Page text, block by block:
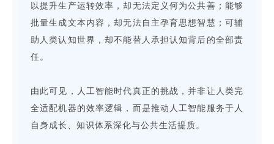
以提升生产运转效率，却无法定义何为公共善；能够
批量生成文本内容，却无法自主孕育思想智慧；可辅
助人类认知世界，却不能替人承担认知背后的全部责
任。
由此可见，人工智能时代真正的挑战，并非让人类完
全适配机器的效率逻辑，而是推动人工智能服务于人
自身成长、知识体系深化与公共生活提质。